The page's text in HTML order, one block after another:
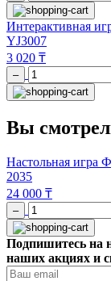
Интерактивная
YJ3007
3 020 ₸
–
Вы
Настольная игра
2035
24 000 ₸
–
Подпишитесь на
наших акциях и